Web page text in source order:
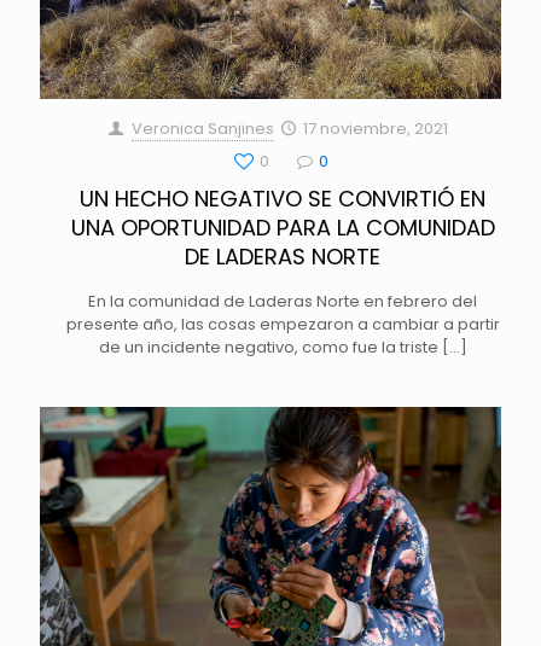
Veronica Sanjines
17 noviembre, 2021
0
0
UN HECHO NEGATIVO SE CONVIRTIÓ EN
UNA OPORTUNIDAD PARA LA COMUNIDAD
DE LADERAS NORTE
En la comunidad de Laderas Norte en febrero del
presente año, las cosas empezaron a cambiar a partir
de un incidente negativo, como fue la triste […]